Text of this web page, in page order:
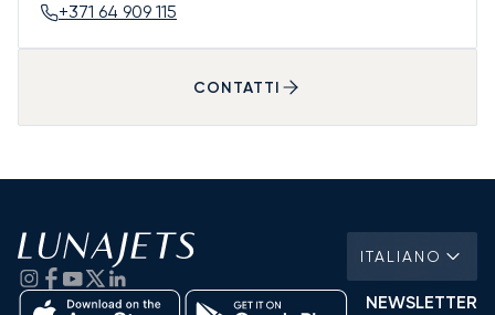
+371 64 909 115
CONTATTI
ITALIANO
NEWSLETTER